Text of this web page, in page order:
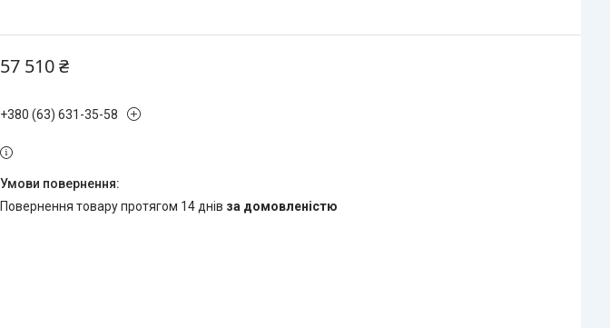
57 510 ₴
+380 (63) 631-35-58
повернення товару протягом 14 днів за домовленістю